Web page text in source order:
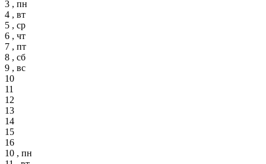
3 , пн
4 , вт
5 , ср
6 , чт
7 , пт
8 , сб
9 , вс
10
11
12
13
14
15
16
10 , пн